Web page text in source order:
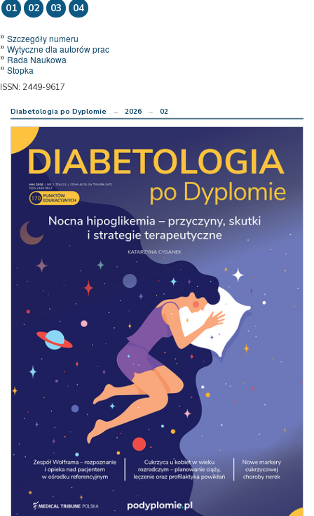
01 02 03 04
Szczegóły numeru
Wytyczne dla autorów prac
Rada Naukowa
Stopka
ISSN: 2449-9617
Diabetologia po Dyplomie → 2026 → 02